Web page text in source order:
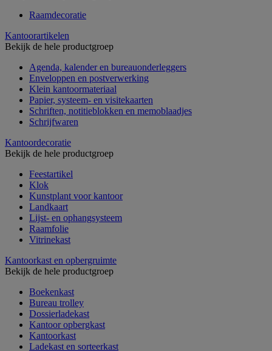
Raamdecoratie
Kantoorartikelen
Bekijk de hele productgroep
Agenda, kalender en bureauonderleggers
Enveloppen en postverwerking
Klein kantoormateriaal
Papier, systeem- en visitekaarten
Schriften, notitieblokken en memoblaadjes
Schrijfwaren
Kantoordecoratie
Bekijk de hele productgroep
Feestartikel
Klok
Kunstplant voor kantoor
Landkaart
Lijst- en ophangsysteem
Raamfolie
Vitrinekast
Kantoorkast en opbergruimte
Bekijk de hele productgroep
Boekenkast
Bureau trolley
Dossierladekast
Kantoor opbergkast
Kantoorkast
Ladekast en sorteerkast